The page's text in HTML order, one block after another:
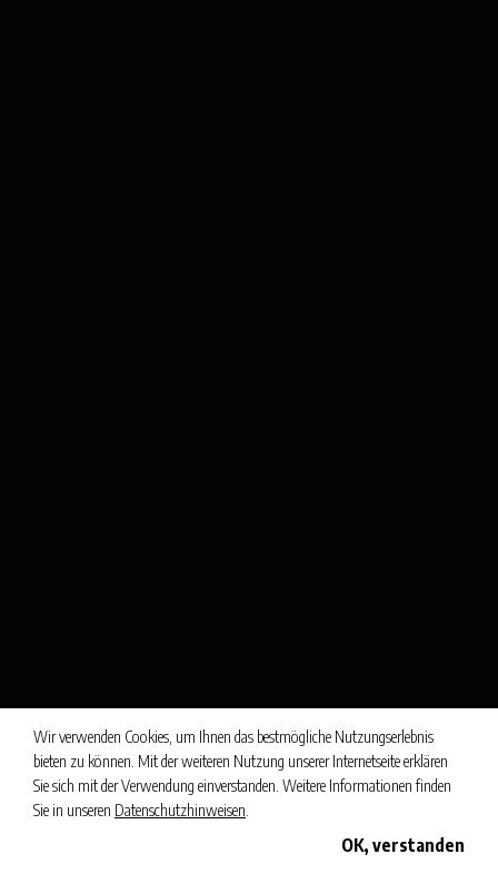
Wir verwenden Cookies, um Ihnen das bestmögliche Nutzungserlebnis
bieten zu können. Mit der weiteren Nutzung unserer Internetseite erklären
Sie sich mit der Verwendung einverstanden. Weitere Informationen finden
Sie in unseren Datenschutzhinweisen
OK, verstanden